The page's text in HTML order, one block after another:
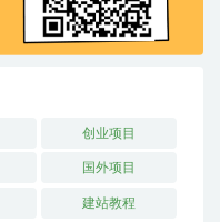
创业项目
国外项目
建站教程